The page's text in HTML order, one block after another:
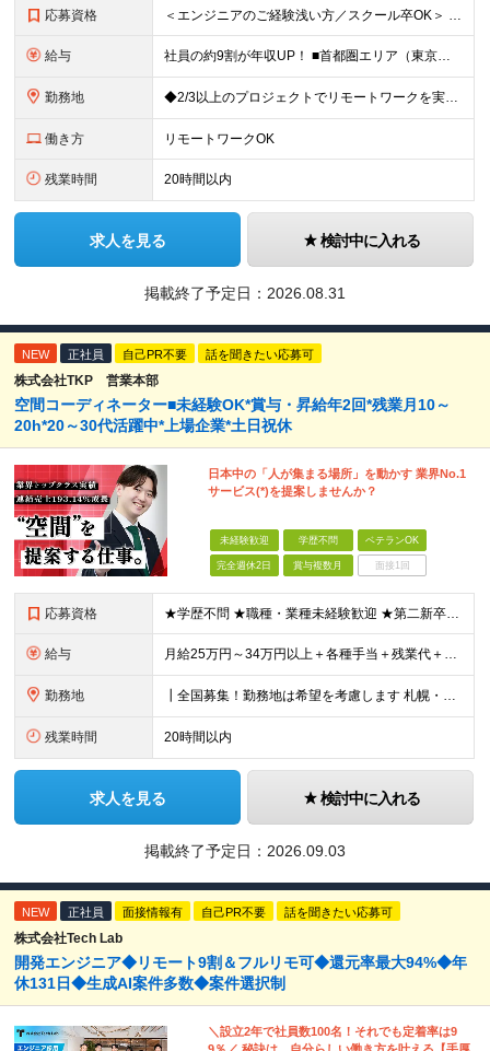
応募資格 ＜エンジニアのご経験浅い方／スクール卒OK＞ ◆学歴不問 ◆未経験OK ＜こんな方は大歓迎！＞ ◎今の収入に不満がある方 ◎新しい言語・スキルに挑戦したい方 ◎腰を据えて活躍したい方 ◎頑張りを評価
給与 社員の約9割が年収UP！ ■首都圏エリア（東京、神奈川、千葉、埼玉勤務） 月給25万円～26万円（固定残業代含む） ※固定残業代は、時間外労働の有無に関わらず17時間分を30,000円～31,200
勤務地 ◆2/3以上のプロジェクトでリモートワークを実施中！ ≪自社拠点≫ ・東京本社／東京都千代田区丸の内二丁目6番1号 丸の内パークビルディング6階 ・関西支社／⼤阪府⼤阪市中央区安⼟町2-3-13 ⼤
働き方 リモートワークOK
残業時間 20時間以内
求人を見る 検討中に入れる
掲載終了予定日： 2026.08.31
NEW 正社員 自己PR不要 話を聞きたい応募可
株式会社TKP 営業本部
空間コーディネーター■未経験OK*賞与・昇給年2回*残業月10～
20h*20～30代活躍中*上場企業*土日祝休
日本中の「人が集まる場所」を動かす 業界No.1
サービス(*)を提案しませんか？
未経験歓迎 学歴不問 ベテランOK
完全週休2日 賞与複数月 面接1回
応募資格 ★学歴不問 ★職種・業種未経験歓迎 ★第二新卒歓迎 ＜こんな方にオススメ＞ ◎一つの商材ではなく、幅広い提案で勝負したい ◎成長企業でスケールの大きい仕事に挑戦したい ◎実力を評価されたい＆腰を据え
給与 月給25万円～34万円以上＋各種手当＋残業代＋賞与年2回 初年度想定年収：348万円～ ※経験・能力を考慮のうえ優遇します。 ※上記にはエリア給（10,000円～15,000円）、見込み残業代（20
勤務地 ┃全国募集！勤務地は希望を考慮します 札幌・仙台・東京・横浜・金沢・名古屋・大阪・京都・広島・福岡 募集 ※上記のほか、全国に拠点あり ※キャリアアップやキャリアシフトに伴う転勤も一部ありますが、基
残業時間 20時間以内
求人を見る 検討中に入れる
掲載終了予定日： 2026.09.03
NEW 正社員 面接情報有 自己PR不要 話を聞きたい応募可
株式会社Tech Lab
開発エンジニア◆リモート9割＆フルリモ可◆還元率最大94%◆年
休131日◆生成AI案件多数◆案件選択制
＼設立2年で社員数100名！それでも定着率は9